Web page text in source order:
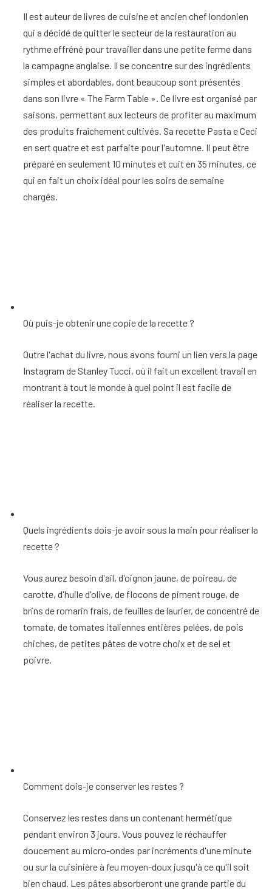
Il est auteur de livres de cuisine et ancien chef londonien
qui a décidé de quitter le secteur de la restauration au
rythme effréné pour travailler dans une petite ferme dans
la campagne anglaise. Il se concentre sur des ingrédients
simples et abordables, dont beaucoup sont présentés
dans son livre « The Farm Table ». Ce livre est organisé par
saisons, permettant aux lecteurs de profiter au maximum
des produits fraîchement cultivés. Sa recette Pasta e Ceci
en sert quatre et est parfaite pour l'automne. Il peut être
préparé en seulement 10 minutes et cuit en 35 minutes, ce
qui en fait un choix idéal pour les soirs de semaine
chargés.
Où puis-je obtenir une copie de la recette ?
Outre l'achat du livre, nous avons fourni un lien vers la page
Instagram de Stanley Tucci, où il fait un excellent travail en
montrant à tout le monde à quel point il est facile de
réaliser la recette.
Quels ingrédients dois-je avoir sous la main pour réaliser la
recette ?
Vous aurez besoin d'ail, d'oignon jaune, de poireau, de
carotte, d'huile d'olive, de flocons de piment rouge, de
brins de romarin frais, de feuilles de laurier, de concentré de
tomate, de tomates italiennes entières pelées, de pois
chiches, de petites pâtes de votre choix et de sel et
poivre.
Comment dois-je conserver les restes ?
Conservez les restes dans un contenant hermétique
pendant environ 3 jours. Vous pouvez le réchauffer
doucement au micro-ondes par incréments d'une minute
ou sur la cuisinière à feu moyen-doux jusqu'à ce qu'il soit
bien chaud. Les pâtes absorberont une grande partie du